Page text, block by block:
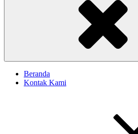
Beranda
Kontak Kami